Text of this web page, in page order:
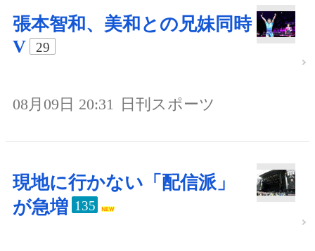
張本智和、美和との兄妹同時
V
29
08月09日 20:31 日刊スポーツ
現地に行かない「配信派」
が急増 135